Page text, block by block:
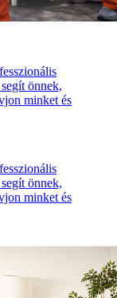
önnek,
minket és
önnek,
minket és